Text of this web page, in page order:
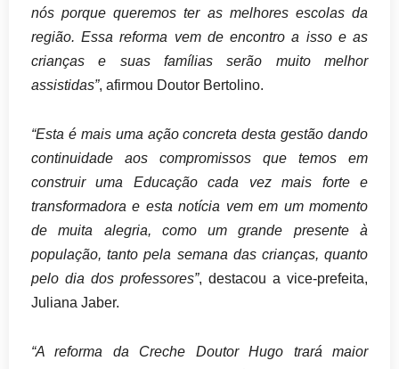
nós porque queremos ter as melhores escolas da
região. Essa reforma vem de encontro a isso e as
crianças e suas famílias serão muito melhor
assistidas”, afirmou Doutor Bertolino.
“Esta é mais uma ação concreta desta gestão dando
continuidade aos compromissos que temos em
construir uma Educação cada vez mais forte e
transformadora e esta notícia vem em um momento
de muita alegria, como um grande presente à
população, tanto pela semana das crianças, quanto
pelo dia dos professores”, destacou a vice-prefeita,
Juliana Jaber.
“A reforma da Creche Doutor Hugo trará maior